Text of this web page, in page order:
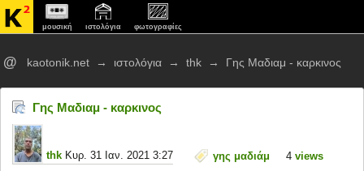
μουσική ιστολόγια φωτογραφίες
@ kaotonik.net → ιστολόγια → thk → Γης Μαδιαμ - καρκινος
Γης Μαδιαμ - καρκινος
thk Κυρ. 31 Ιαν. 2021 3:27 γης μαδιάμ 4 views